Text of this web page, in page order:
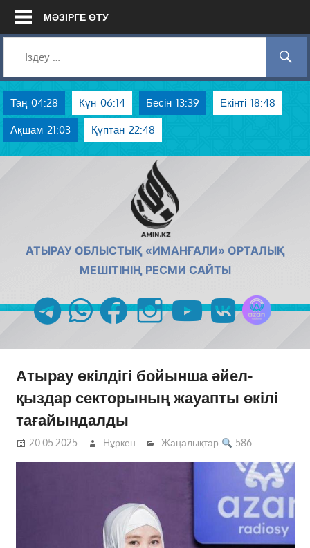
Skip
МӘЗІРГЕ ӨТУ
Таң 04:28 Күн 06:14 Бесін 13:39 Екінті 18:48
Ақшам 21:03 Құптан 22:48
АТЫРАУ ОБЛЫСТЫҚ «ИМАНҒАЛИ» ОРТАЛЫҚ
МЕШІТІНІҢ РЕСМИ САЙТЫ
telegramwhatsappfacebookinstagramyoutubevk
Атырау өкілдігі бойынша әйел-
қыздар секторының жауапты өкілі
тағайындалды
20.05.2025 Нұркен Жаңалықтар 586